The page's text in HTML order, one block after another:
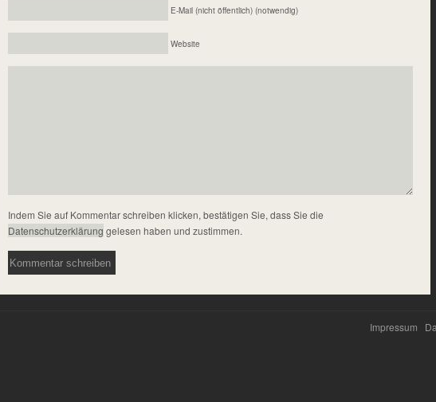
E-Mail (nicht öffentlich) (notwendig)
Website
Indem Sie auf Kommentar schreiben klicken, bestätigen Sie, dass Sie die
Datenschutzerklärung gelesen haben und zustimmen.
Impressum